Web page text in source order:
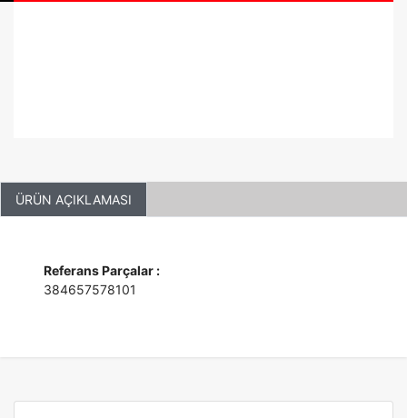
ÜRÜN AÇIKLAMASI
Referans Parçalar :
384657578101